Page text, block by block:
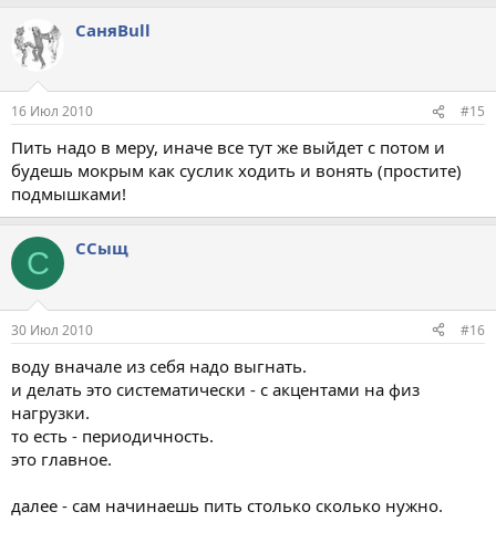
СаняBull
16 Июл 2010 #15
Пить надо в меру, иначе все тут же выйдет с потом и
будешь мокрым как суслик ходить и вонять (простите)
подмышками!
С ССыщ
30 Июл 2010 #16
воду вначале из себя надо выгнать.
и делать это систематически - с акцентами на физ
нагрузки.
то есть - периодичность.
это главное.
далее - сам начинаешь пить столько сколько нужно.